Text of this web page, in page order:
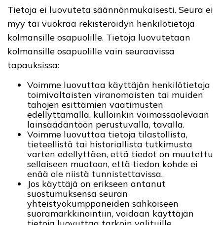
Tietoja ei luovuteta säännönmukaisesti. Seura ei
myy tai vuokraa rekisteröidyn henkilötietoja
kolmansille osapuolille. Tietoja luovutetaan
kolmansille osapuolille vain seuraavissa
tapauksissa:
Voimme luovuttaa käyttäjän henkilötietoja
toimivaltaisten viranomaisten tai muiden
tahojen esittämien vaatimusten
edellyttämällä, kulloinkin voimassaolevaan
lainsäädäntöön perustuvalla, tavalla.
Voimme luovuttaa tietoja tilastollista,
tieteellistä tai historiallista tutkimusta
varten edellyttäen, että tiedot on muutettu
sellaiseen muotoon, että tiedon kohde ei
enää ole niistä tunnistettavissa.
Jos käyttäjä on erikseen antanut
suostumuksensa seuran
yhteistyökumppaneiden sähköiseen
suoramarkkinointiin, voidaan käyttäjän